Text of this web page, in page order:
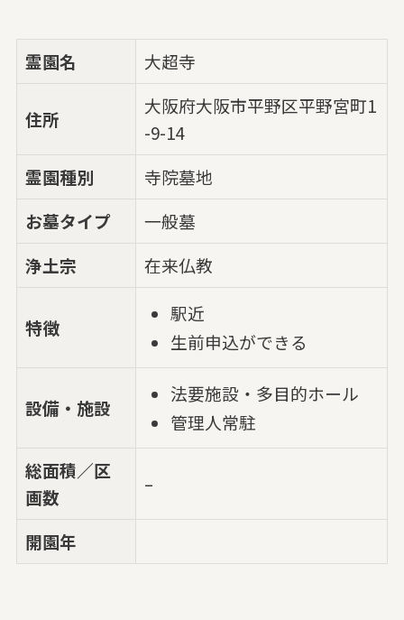
霊園名 大超寺
住所
大阪府大阪市平野区平野宮町1
-9-14
霊園種別
寺院墓地
お墓タイプ
一般墓
浄土宗
在来仏教
特徴
駅近
生前申込ができる
設備・施設
法要施設・多目的ホール
管理人常駐
総面積／区
画数
–
開園年